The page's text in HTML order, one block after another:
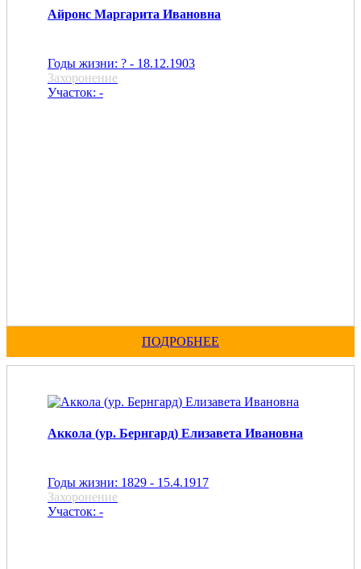
Айронс Маргарита Ивановна
Годы жизни: ? - 18.12.1903
Захоронение
Участок: -
ПОДРОБНЕЕ
Аккола (ур. Бернгард) Елизавета Ивановна
Годы жизни: 1829 - 15.4.1917
Захоронение
Участок: -